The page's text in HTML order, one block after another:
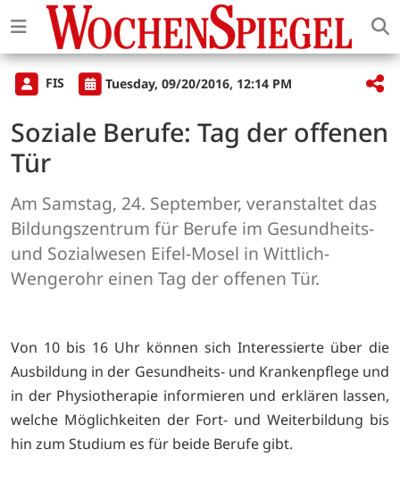
FIS Tuesday, 09/20/2016, 12:14 PM
Soziale Berufe: Tag der offenen
Tür
Am Samstag, 24. September, veranstaltet das
Bildungszentrum für Berufe im Gesundheits-
und Sozialwesen Eifel-Mosel in Wittlich-
Wengerohr einen Tag der offenen Tür.
Von 10 bis 16 Uhr können sich Interessierte über die
Ausbildung in der Gesundheits- und Krankenpflege und
in der Physiotherapie informieren und erklären lassen,
welche Möglichkeiten der Fort- und Weiterbildung bis
hin zum Studium es für beide Berufe gibt.